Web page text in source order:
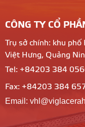
CÔNG TY CỔ
Trụ sở chính: khu
Việt Hưng, Quảng
Tel: +84203 384
Fax: +84203 384
Email: